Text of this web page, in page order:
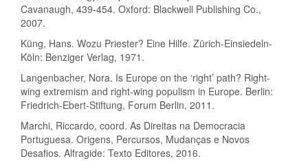
Cavanaugh, 439-454. Oxford: Blackwell Publishing Co.,
2007.
Küng, Hans. Wozu Priester? Eine Hilfe. Zürich-Einsiedeln-
Köln: Benziger Verlag, 1971.
Langenbacher, Nora. Is Europe on the ‘right’ path? Right-
wing extremism and right-wing populism in Europe. Berlin:
Friedrich-Ebert-Stiftung, Forum Berlin, 2011.
Marchi, Riccardo, coord. As Direitas na Democracia
Portuguesa. Origens, Percursos, Mudanças e Novos
Desafios. Alfragide: Texto Editores, 2016.